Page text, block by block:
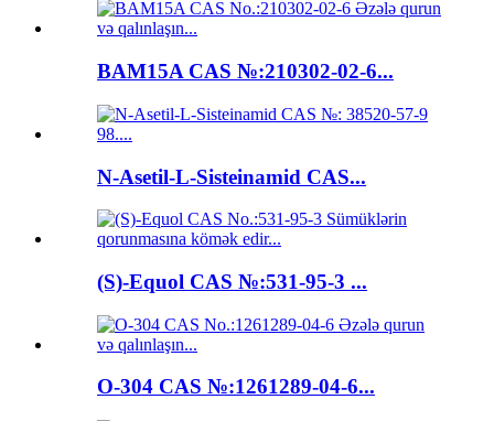
BAM15A CAS №:210302-02-6...
N-Asetil-L-Sisteinamid CAS...
(S)-Equol CAS №:531-95-3 ...
O-304 CAS №:1261289-04-6...